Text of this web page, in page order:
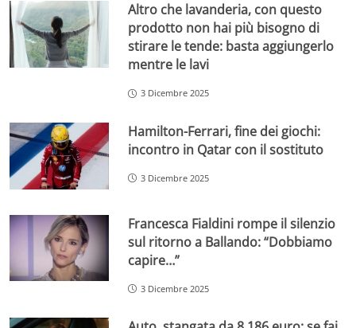
Altro che lavanderia, con questo
prodotto non hai più bisogno di
stirare le tende: basta aggiungerlo
mentre le lavi
3 Dicembre 2025
Hamilton-Ferrari, fine dei giochi:
incontro in Qatar con il sostituto
3 Dicembre 2025
Francesca Fialdini rompe il silenzio
sul ritorno a Ballando: “Dobbiamo
capire…”
3 Dicembre 2025